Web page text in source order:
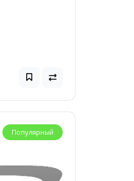
Популярный